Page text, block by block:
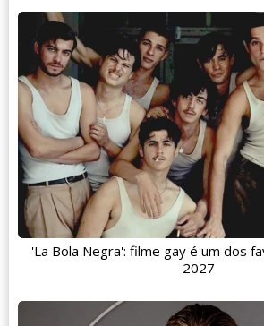
'La Bola Negra': filme gay é um dos
2027